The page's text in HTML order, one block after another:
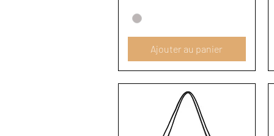
Ajouter au panier